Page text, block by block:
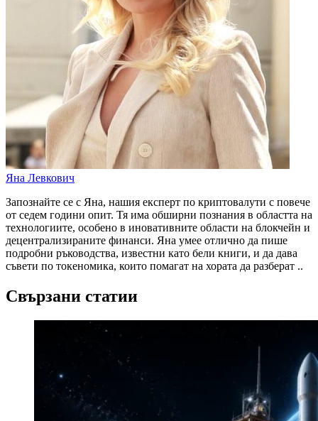
Яна Левкович
Запознайте се с Яна, нашия експерт по криптовалути с повече
от седем години опит. Тя има обширни познания в областта на
технологиите, особено в иновативните области на блокчейн и
децентрализираните финанси. Яна умее отлично да пише
подробни ръководства, известни като бели книги, и да дава
съвети по токеномика, които помагат на хората да разберат ..
Свързани статии